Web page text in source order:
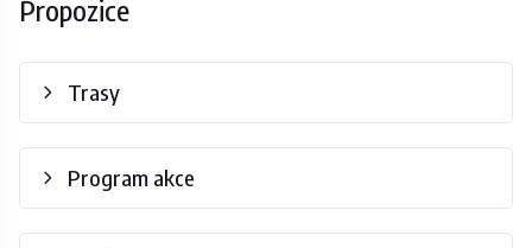
Propozice
Trasy
Program akce